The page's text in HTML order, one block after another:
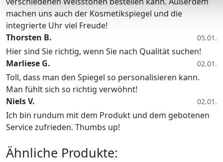
machen uns auch der Kosmetikspiegel und die
integrierte Uhr viel Freude!
Thorsten B.
05.01.
Hier sind Sie richtig, wenn Sie nach Qualität suchen!
Marliese G.
02.01.
Toll, dass man den Spiegel so personalisieren kann.
Man fühlt sich so richtig verwöhnt!
Niels V.
02.01.
Ich bin rundum mit dem Produkt und dem gebotenen
Service zufrieden. Thumbs up!
Ähnliche Produkte: